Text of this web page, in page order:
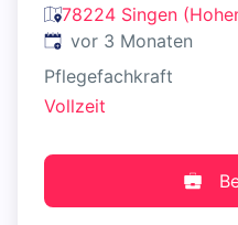
78224 Singen
Veröffentlicht:
vor 3 Monaten
Pflegefachkraft
Vollzeit